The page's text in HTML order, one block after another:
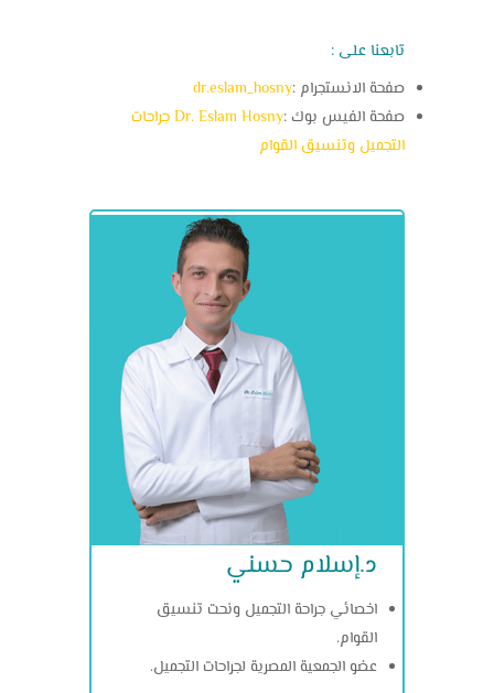
تابعنا على :
صفحة الانستجرام :dr.eslam_hosny
صفحة الفيس بوك :
Dr. Eslam Hosny جراحات
التجميل وتنسيق القوام
د.إسلام حسني
اخصائي جراحة التجميل ونحت تنسيق
القوام.
عضو الجمعية المصرية لجراحات التجميل.